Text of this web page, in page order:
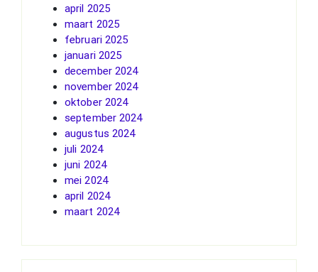
april 2025
maart 2025
februari 2025
januari 2025
december 2024
november 2024
oktober 2024
september 2024
augustus 2024
juli 2024
juni 2024
mei 2024
april 2024
maart 2024